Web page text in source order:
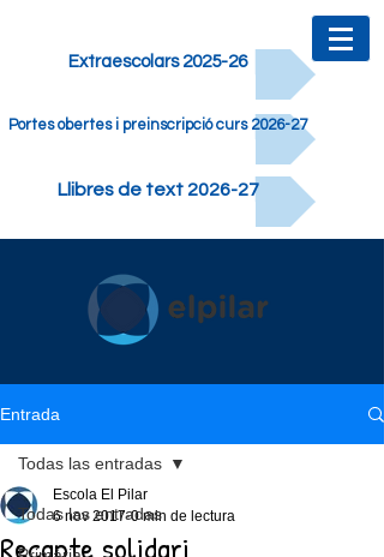
Extraescolars 2025-26
Portes obertes i preinscripció curs 2026-27
Llibres de text 2026-27
Entrada
Todas las entradas
Todas las entradas
Recapte solidari
Escola El Pilar
6 nov 2017 0 min de lectura